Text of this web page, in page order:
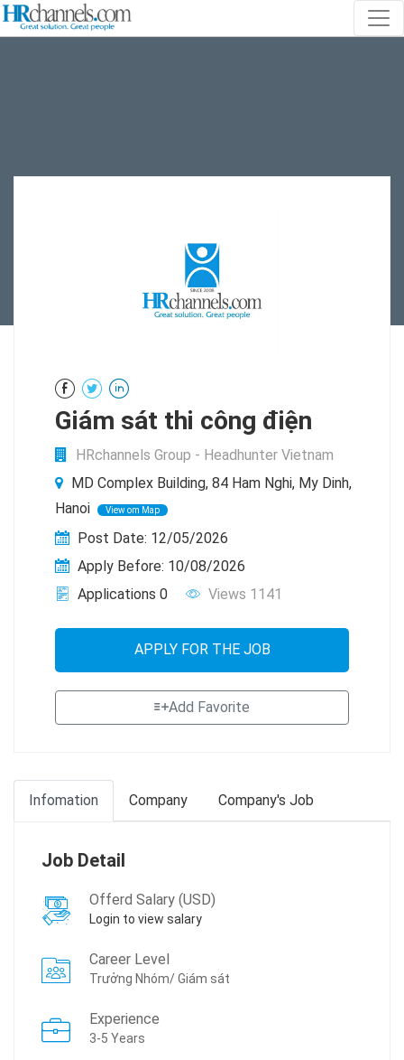
Giám sát thi công điện
HRchannels Group - Headhunter Vietnam
MD Complex Building, 84 Ham Nghi, My Dinh,
Hanoi
View om Map
Post Date: 12/05/2026
Apply Before: 10/08/2026
Applications 0
Views 1141
APPLY FOR THE JOB
Add Favorite
Infomation Company Company's Job
Job Detail
Offerd Salary (USD)
Login to view salary
Career Level
Trưởng Nhóm/ Giám sát
Experience
3-5 Years